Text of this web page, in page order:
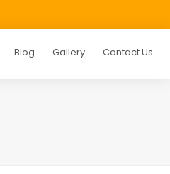
Blog Gallery Contact Us